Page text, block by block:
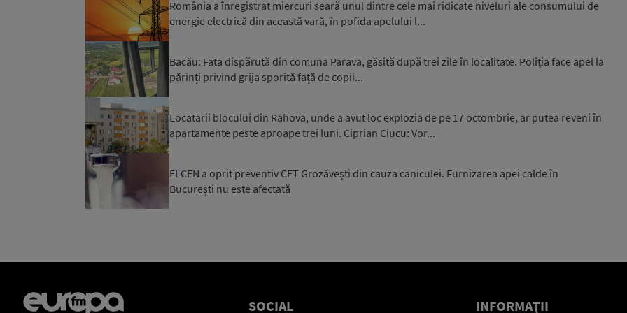
România a înregistrat miercuri seară unul dintre cele mai ridicate niveluri ale consumului de
energie electrică din această vară, în pofida apelului l...
Bacău: Fata dispărută din comuna Parava, găsită după trei zile în localitate. Poliția face apel la
părinți privind grija sporită față de copii...
Locatarii blocului din Rahova, unde a avut loc explozia de pe 17 octombrie, ar putea reveni în
apartamente peste aproape trei luni. Ciprian Ciucu: Vor...
ELCEN a oprit preventiv CET Grozăvești din cauza caniculei. Furnizarea apei calde în
Bucureşti nu este afectată
SOCIAL INFORMAŢII